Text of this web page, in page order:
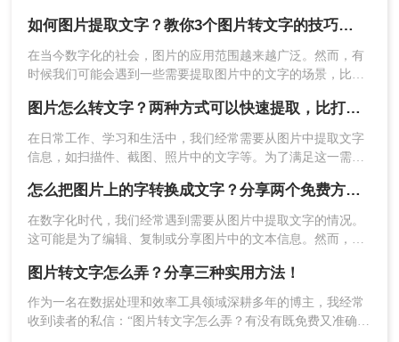
的可以设置一点，然后点击开始转换。
5、转换完成，点击立即下载就可以了。
介绍两种简单且高效的在线方法来帮助您轻松提取图片中的文
字。
如何图片提取文字？教你3个图片转文字的技巧，太实用了！
在当今数字化的社会，图片的应用范围越来越广泛。然而，有
时候我们可能会遇到一些需要提取图片中的文字的场景，比如
的扫描版中提取出关键段落。那么，如何图片提取文字呢？本
文将为您详细介绍几种常见的图片文字提取方法。
图片怎么转文字？两种方式可以快速提取，比打字快多了！
在日常工作、学习和生活中，我们经常需要从图片中提取文字
信息，如扫描件、截图、照片中的文字等。为了满足这一需
字呢？本文将详细介绍几种实用且高效的图片转文字方法，帮
助您轻松完成文字提取任务。
怎么把图片上的字转换成文字？分享两个免费方法！
在数字化时代，我们经常遇到需要从图片中提取文字的情况。
这可能是为了编辑、复制或分享图片中的文本信息。然而，图
挑战性的任务。那么怎么把图片上的字转换成文字呢？本文将
介绍几种实用的方法，帮助您从图片中提取文字。
图片转文字怎么弄？分享三种实用方法！
作为一名在数据处理和效率工具领域深耕多年的博主，我经常
收到读者的私信：“图片转文字怎么弄？有没有既免费又准确的